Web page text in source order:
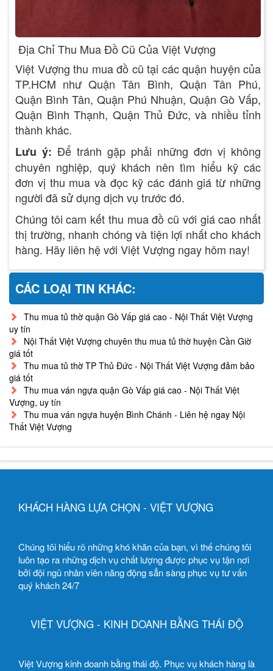
Địa Chỉ Thu Mua Đồ Cũ Của Việt Vượng
Việt Vượng thu mua đồ cũ tại các quận huyện của
TP.HCM như Quận Tân Bình, Quận Tân Phú,
Quận Bình Tân, Quận Phú Nhuận, Quận Gò Vấp,
Quận Bình Thạnh, Quận Thủ Đức, và nhiều tỉnh
thành khác.
Lưu ý: Để tránh gặp phải những đơn vị không
chuyên nghiệp, quý khách nên tìm hiểu kỹ các
đơn vị thu mua và đọc kỹ các đánh giá từ những
người đã sử dụng dịch vụ trước đó.
Chúng tôi cam kết thu mua đồ cũ với giá cao nhất
thị trường, nhanh chóng và tiện lợi nhất cho khách
hàng. Hãy liên hệ với Việt Vượng ngay hôm nay!
CÁC LOẠI TIN KHÁC:
Thu mua tủ thờ quận Gò Vấp giá cao - Nội Thất Việt Vượng
uy tín
Nội Thất Việt Vượng chuyên thu mua tủ thờ huyện Cần Giờ
giá tốt
Thu mua tủ thờ TP Thủ Đức - Nội Thất Việt Vượng đảm bảo
giá tốt
Thu mua ván ngựa quận Gò Vấp giá cao - Nội Thất Việt
Vượng, uy tín
Thu mua ván ngựa huyện Bình Chánh - Liên hệ ngay Nội
Thất Việt Vượng
KHÁCH HÀNG LỰA CHỌN - VIỆT VƯỢNG
Chúng tôi hiểu rõ những khó khăn của bạn, vì thế chúng tôi
luôn tạo ra những dịch vụ chất lượng được phục vụ tận nơi
bởi đội ngũ nhân viên năng động sẳn sàng phục vụ tư vấn
quý khách 24/7
VIỆT VƯỢNG - KINH DOANH BẰNG THÁI ĐỘ
Việt Vượng kinh doanh bằng thái độ. Phục vụ khách hàng là